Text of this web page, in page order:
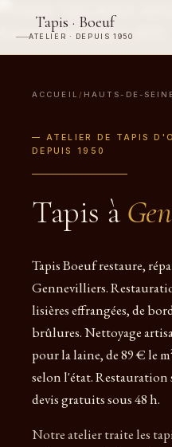
Tapis · Boeuf
ATELIER · DEPUIS 1950
ACCUEIL / HAUTS-DE-
— ATELIER DE TAPIS
DEPUIS 1950
Tapis à
Tapis Boeuf restaure,
Gennevilliers.
lisières effrangées, de
brûlures. Nettoyage
pour la laine, de 89 € le
selon l'état. Restauration
devis gratuits sous 48 h.
Notre atelier traite les